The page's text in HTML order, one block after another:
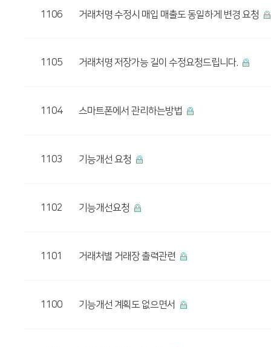
1106 거래처명 수정시 매입 매출도 동일하게 변경 요청
1105 거래처명 저장가능 길이 수정요청드립니다.
1104 스마트폰에서 관리하는방법
1103 기능개선 요청
1102 기능개선요청
1101 거래처별 거래장 출력관련
1100 기능개선 계획도 없으면서